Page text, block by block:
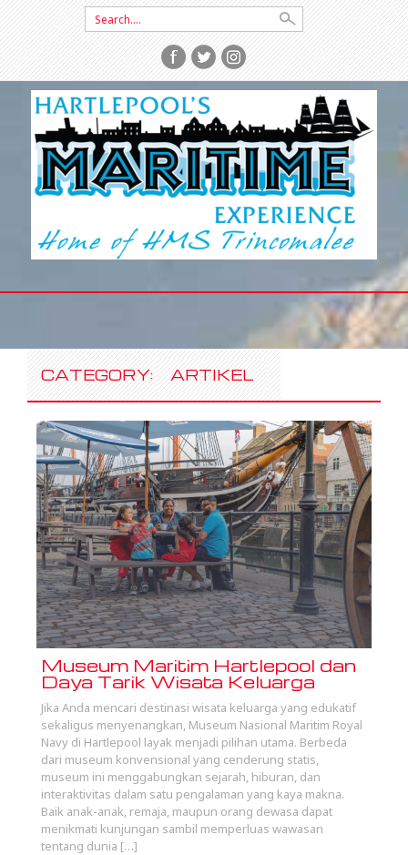
Search
for:
CONTENT
CATEGORY: ARTIKEL
Museum Maritim Hartlepool dan
Daya Tarik Wisata Keluarga
Jika Anda mencari destinasi wisata keluarga yang edukatif
sekaligus menyenangkan, Museum Nasional Maritim Royal
Navy di Hartlepool layak menjadi pilihan utama. Berbeda
dari museum konvensional yang cenderung statis,
museum ini menggabungkan sejarah, hiburan, dan
interaktivitas dalam satu pengalaman yang kaya makna.
Baik anak-anak, remaja, maupun orang dewasa dapat
menikmati kunjungan sambil memperluas wawasan
tentang dunia […]